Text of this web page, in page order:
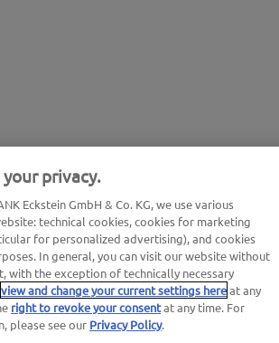
privacy.
Eckstein GmbH & Co. KG, we use various
technical cookies, cookies for marketing
for personalized advertising), and cookies
In general, you can visit our website without
with the exception of technically necessary
view and change your current settings hereat any
right to revoke your consentat any time. For
please see our Privacy Policy.